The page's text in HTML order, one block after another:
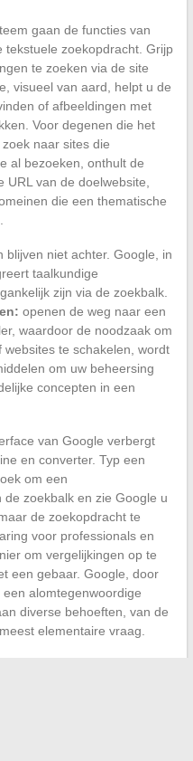
gaan de functies van
zoekopdracht. Grijp
te zoeken via de site
visueel van aard, helpt u de
of afbeeldingen met
Voor degenen die het
naar sites die
al bezoeken, onthult de
URL van de doelwebsite,
die een thematische
blijven niet achter. Google, in
taalkundige
zijn via de zoekbalk.
openen de weg naar een
waardoor de noodzaak om
te schakelen, wordt
om uw beheersing
concepten in een
van Google verbergt
en converter. Typ een
om een
zoekbalk en zie Google u
de zoekopdracht te
voor professionals en
om vergelijkingen op te
een gebaar. Google, door
alomtegenwoordige
diverse behoeften, van de
elementaire vraag.